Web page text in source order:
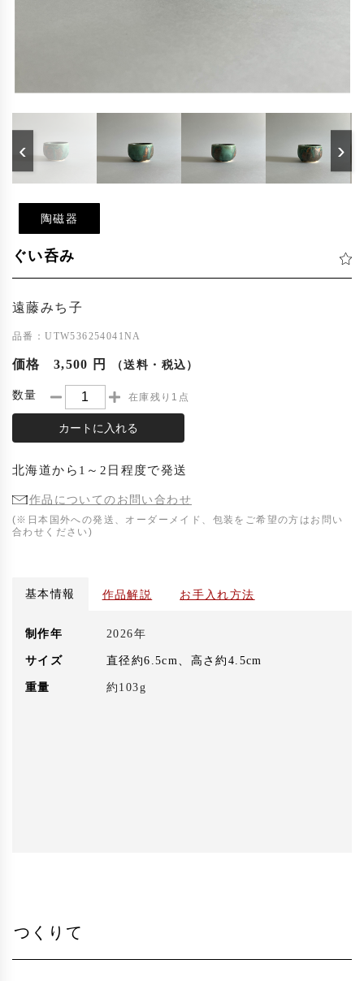
‹ ›
陶磁器
ぐい呑み
遠藤みち子
品番：UTW536254041NA
価格 3,500 円 （送料・税込）
数量 在庫残り1点
カートに入れる
北海道から 1～2日程度で発送
作品についてのお問い合わせ
(※日本国外への発送、オーダーメイド、包装をご希望の方はお問い
合わせください)
基本情報 作品解説 お手入れ方法
制作年 2026年
サイズ 直径約6.5cm、高さ約4.5cm
重量 約103g
つくりて